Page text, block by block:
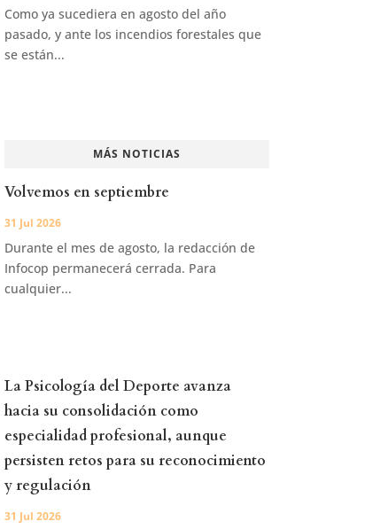
Como ya sucediera en agosto del año
pasado, y ante los incendios forestales que
se están...
MÁS NOTICIAS
Volvemos en septiembre
31 Jul 2026
Durante el mes de agosto, la redacción de
Infocop permanecerá cerrada. Para
cualquier...
La Psicología del Deporte avanza
hacia su consolidación como
especialidad profesional, aunque
persisten retos para su reconocimiento
y regulación
31 Jul 2026